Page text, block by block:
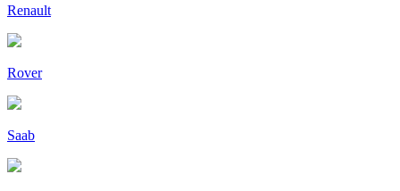
Renault
Rover
Saab